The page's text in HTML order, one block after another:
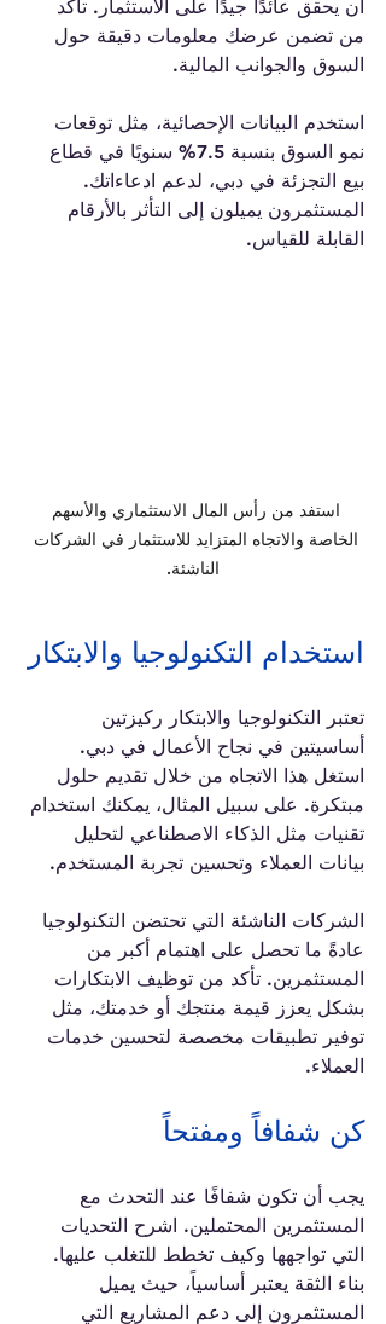
أن يحقق عائدًا جيدًا على الاستثمار. تأكد
من تضمن عرضك معلومات دقيقة حول
السوق والجوانب المالية.
استخدم البيانات الإحصائية، مثل توقعات
نمو السوق بنسبة 7.5% سنويًا في قطاع
بيع التجزئة في دبي، لدعم ادعاءاتك.
المستثمرون يميلون إلى التأثر بالأرقام
القابلة للقياس.
استفد من رأس المال الاستثماري والأسهم
الخاصة والاتجاه المتزايد للاستثمار في الشركات
الناشئة.
استخدام التكنولوجيا والابتكار
تعتبر التكنولوجيا والابتكار ركيزتين
أساسيتين في نجاح الأعمال في دبي.
استغل هذا الاتجاه من خلال تقديم حلول
مبتكرة. على سبيل المثال، يمكنك استخدام
تقنيات مثل الذكاء الاصطناعي لتحليل
بيانات العملاء وتحسين تجربة المستخدم.
الشركات الناشئة التي تحتضن التكنولوجيا
عادةً ما تحصل على اهتمام أكبر من
المستثمرين. تأكد من توظيف الابتكارات
بشكل يعزز قيمة منتجك أو خدمتك، مثل
توفير تطبيقات مخصصة لتحسين خدمات
العملاء.
كن شفافاً ومفتحاً
يجب أن تكون شفافًا عند التحدث مع
المستثمرين المحتملين. اشرح التحديات
التي تواجهها وكيف تخطط للتغلب عليها.
بناء الثقة يعتبر أساسياً، حيث يميل
المستثمرون إلى دعم المشاريع التي